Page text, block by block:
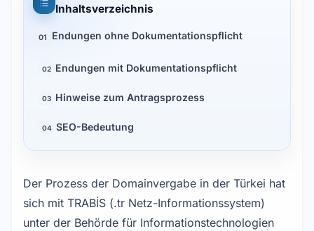
Inhaltsverzeichnis
01 Endungen ohne Dokumentationspflicht
02 Endungen mit Dokumentationspflicht
03 Hinweise zum Antragsprozess
04 SEO-Bedeutung
Der Prozess der Domainvergabe in der Türkei hat
sich mit TRABİS (.tr Netz-Informationssystem)
unter der Behörde für Informationstechnologien